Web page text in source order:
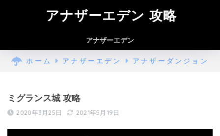
アナザーエデン 攻略
アナザーエデン
ホーム アナザーエデン アナザーダンジョン
ミグランス城 攻略
2020年3月25日 2021年5月19日